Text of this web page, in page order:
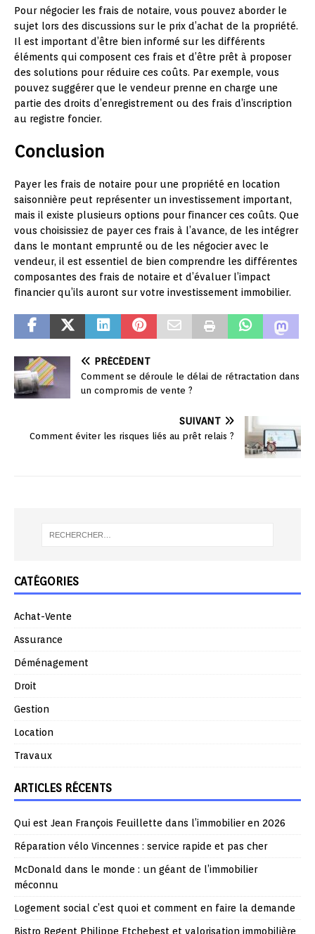
Pour négocier les frais de notaire, vous pouvez aborder le
sujet lors des discussions sur le prix d’achat de la propriété.
Il est important d’être bien informé sur les différents
éléments qui composent ces frais et d’être prêt à proposer
des solutions pour réduire ces coûts. Par exemple, vous
pouvez suggérer que le vendeur prenne en charge une
partie des droits d’enregistrement ou des frais d’inscription
au registre foncier.
Conclusion
Payer les frais de notaire pour une propriété en location
saisonnière peut représenter un investissement important,
mais il existe plusieurs options pour financer ces coûts. Que
vous choisissiez de payer ces frais à l’avance, de les intégrer
dans le montant emprunté ou de les négocier avec le
vendeur, il est essentiel de bien comprendre les différentes
composantes des frais de notaire et d’évaluer l’impact
financier qu’ils auront sur votre investissement immobilier.
PRÉCÉDENT
Comment se déroule le délai de rétractation dans
un compromis de vente ?
SUIVANT
Comment éviter les risques liés au prêt relais ?
CATÉGORIES
Achat-Vente
Assurance
Déménagement
Droit
Gestion
Location
Travaux
ARTICLES RÉCENTS
Qui est Jean François Feuillette dans l’immobilier en 2026
Réparation vélo Vincennes : service rapide et pas cher
McDonald dans le monde : un géant de l’immobilier
méconnu
Logement social c’est quoi et comment en faire la demande
Bistro Regent Philippe Etchebest et valorisation immobilière